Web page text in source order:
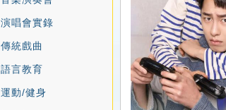
演唱會實錄
傳統戲曲
語言教育
運動/健身